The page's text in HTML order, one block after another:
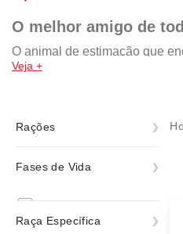
O melhor amigo de
O animal de estimação que
da pomerania, shih tzu,
acessórios e muito mais!
Veja +
Rações
Fases de Vida
Raça Específica